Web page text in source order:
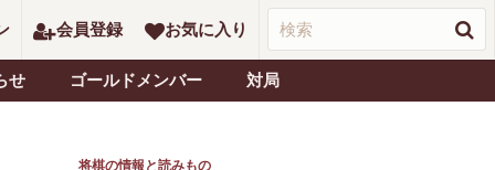
会員登録 お気に入り
せ ゴールドメンバー 対局